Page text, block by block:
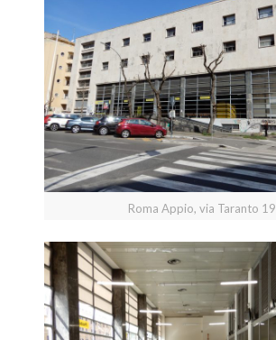
Roma Appio, via Taranto 19